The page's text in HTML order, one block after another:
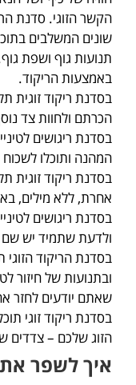
הקשר הזוגי. סדנת
שונים המשלבים
תנועות גוף ושפת
באמצעות הריקוד.
בסדנת ריקוד זוגית
הכרתם ולחוות צד
בסדנת ריגושים
המהנה ותוכלו
בסדנת ריקוד זוגית
אחרת, ללא מילים,
בסדנת ריגושים
ולדעת שתמיד יש שם
בסדנת הריקוד הזוגי
ובתנועות של חיזור
שאתם יודעים לחזר
בסדנת ריקוד זוגי
הזוג שלכם – צדדים
איך לשפר את